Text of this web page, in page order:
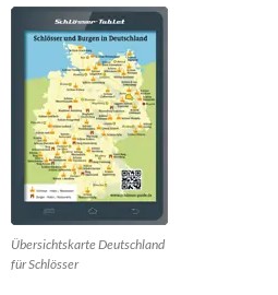
Übersichtskarte Deutschland
für Schlösser